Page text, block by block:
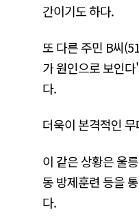
간이기도 하다.
또 다른 주민 B씨
가 원인으로 보인
다.
더욱이 본격적인
이 같은 상황은 울
동 방제훈련 등을
다.